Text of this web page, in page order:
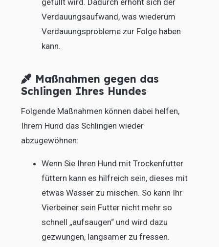
gefüllt wird. Dadurch erhöht sich der
Verdauungsaufwand, was wiederum
Verdauungsprobleme zur Folge haben
kann.
Maßnahmen gegen das
Schlingen Ihres Hundes
Folgende Maßnahmen können dabei helfen,
Ihrem Hund das Schlingen wieder
abzugewöhnen:
Wenn Sie Ihren Hund mit Trockenfutter
füttern kann es hilfreich sein, dieses mit
etwas Wasser zu mischen. So kann Ihr
Vierbeiner sein Futter nicht mehr so
schnell „aufsaugen“ und wird dazu
gezwungen, langsamer zu fressen.